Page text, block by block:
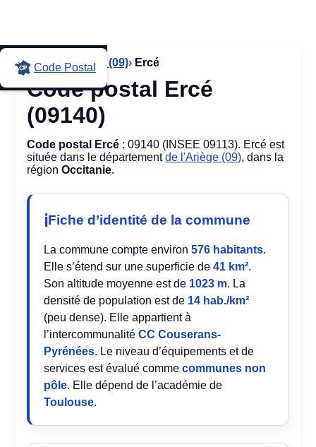
Code Postal
Accueil › Ariège (09)› Ercé
Code postal Ercé
(09140)
Code postal Ercé : 09140 (INSEE 09113). Ercé est
située dans le départementde l'Ariège (09), dans la
régionOccitanie.
Fiche d’identité de la commune
La commune compte environ576 habitants.
Elle s’étend sur une superficie de41 km².
Son altitude moyenne est de 1023 m. La
densité de population est de 14 hab./km²
(peu dense). Elle appartient à
l’intercommunalitéCC Couserans-
Pyrénées. Le niveau d’équipements et de
services est évalué commecommunes non
pôle. Elle dépend de l’académie de
Toulouse.